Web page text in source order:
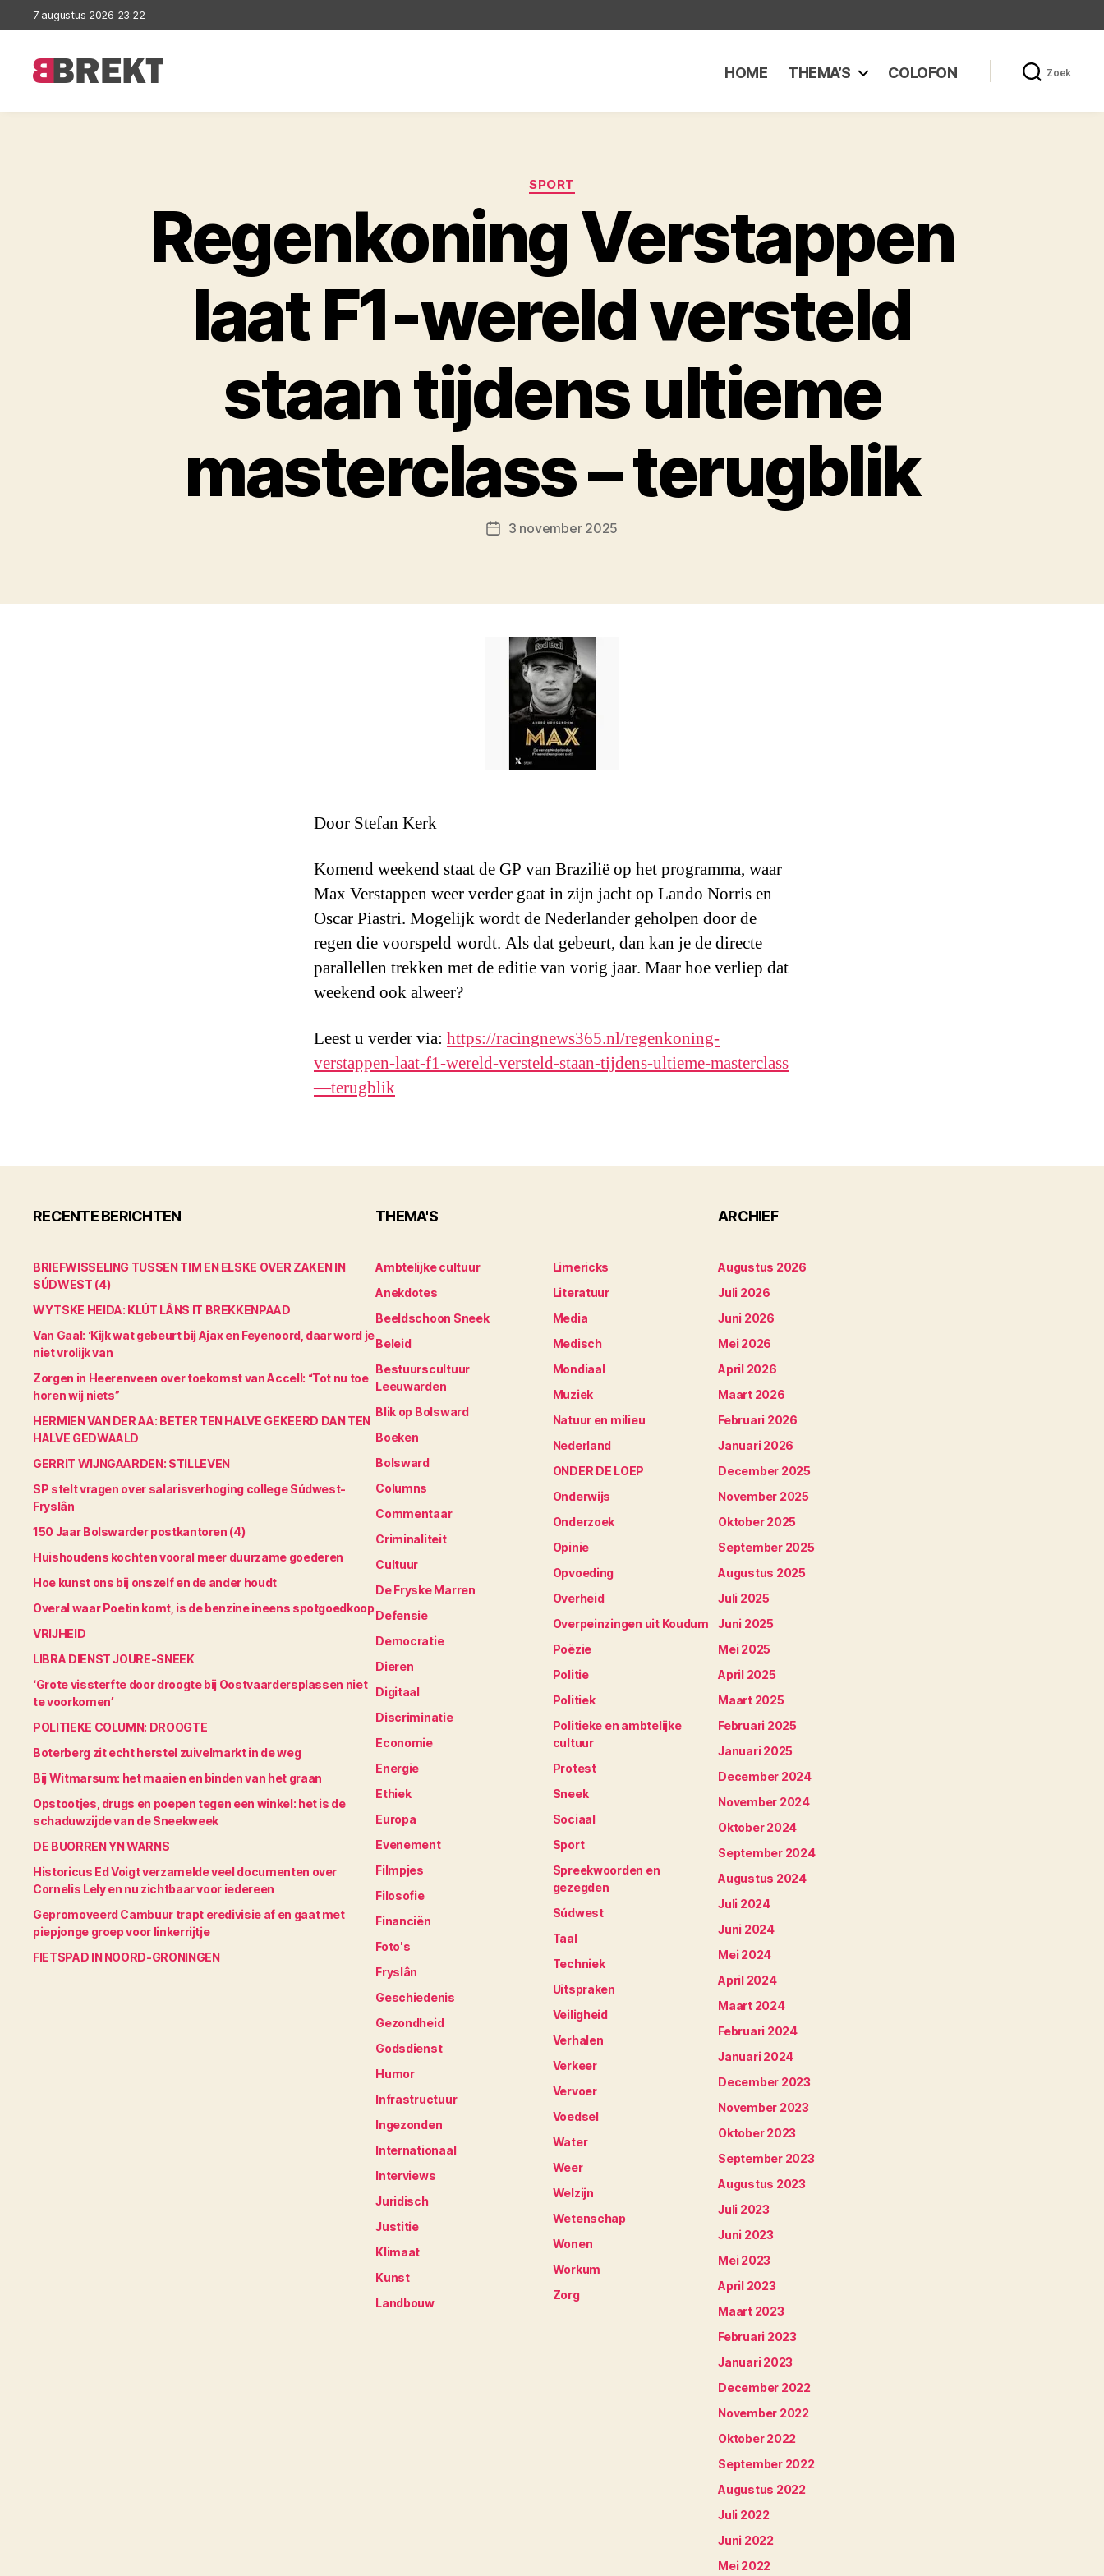
7 augustus 2026 23:22
HOME THEMA’S COLOFON Zoek
Categorieën
SPORT
Regenkoning Verstappen
laat F1-wereld versteld
staan tijdens ultieme
masterclass – terugblik
Berichtdatum
3 november 2025
Door Stefan Kerk
Komend weekend staat de GP van Brazilië op het programma, waar
Max Verstappen weer verder gaat in zijn jacht op Lando Norris en
Oscar Piastri. Mogelijk wordt de Nederlander geholpen door de
regen die voorspeld wordt. Als dat gebeurt, dan kan je de directe
parallellen trekken met de editie van vorig jaar. Maar hoe verliep dat
weekend ook alweer?
Leest u verder via: https://racingnews365.nl/regenkoning-
verstappen-laat-f1-wereld-versteld-staan-tijdens-ultieme-masterclass
—terugblik
RECENTE BERICHTEN
BRIEFWISSELING TUSSEN TIM EN ELSKE OVER ZAKEN IN
SÚDWEST (4)
WYTSKE HEIDA: KLÚT LÂNS IT BREKKENPAAD
Van Gaal: ‘Kijk wat gebeurt bij Ajax en Feyenoord, daar word je
niet vrolijk van
Zorgen in Heerenveen over toekomst van Accell: “Tot nu toe
horen wij niets”
HERMIEN VAN DER AA: BETER TEN HALVE GEKEERD DAN TEN
HALVE GEDWAALD
GERRIT WIJNGAARDEN: STILLEVEN
SP stelt vragen over salarisverhoging college Súdwest-
Fryslân
150 Jaar Bolswarder postkantoren (4)
Huishoudens kochten vooral meer duurzame goederen
Hoe kunst ons bij onszelf en de ander houdt
Overal waar Poetin komt, is de benzine ineens spotgoedkoop
VRIJHEID
LIBRA DIENST JOURE-SNEEK
‘Grote vissterfte door droogte bij Oostvaardersplassen niet
te voorkomen’
POLITIEKE COLUMN: DROOGTE
Boterberg zit echt herstel zuivelmarkt in de weg
Bij Witmarsum: het maaien en binden van het graan
Opstootjes, drugs en poepen tegen een winkel: het is de
schaduwzijde van de Sneekweek
DE BUORREN YN WARNS
Historicus Ed Voigt verzamelde veel documenten over
Cornelis Lely en nu zichtbaar voor iedereen
Gepromoveerd Cambuur trapt eredivisie af en gaat met
piepjonge groep voor linkerrijtje
FIETSPAD IN NOORD-GRONINGEN
THEMA'S
Ambtelijke cultuur
Anekdotes
Beeldschoon Sneek
Beleid
Bestuurscultuur
Leeuwarden
Blik op Bolsward
Boeken
Bolsward
Columns
Commentaar
Criminaliteit
Cultuur
De Fryske Marren
Defensie
Democratie
Dieren
Digitaal
Discriminatie
Economie
Energie
Ethiek
Europa
Evenement
Filmpjes
Filosofie
Financiën
Foto's
Fryslân
Geschiedenis
Gezondheid
Godsdienst
Humor
Infrastructuur
Ingezonden
Internationaal
Interviews
Juridisch
Justitie
Klimaat
Kunst
Landbouw
Limericks
Literatuur
Media
Medisch
Mondiaal
Muziek
Natuur en milieu
Nederland
ONDER DE LOEP
Onderwijs
Onderzoek
Opinie
Opvoeding
Overheid
Overpeinzingen uit Koudum
Poëzie
Politie
Politiek
Politieke en ambtelijke
cultuur
Protest
Sneek
Sociaal
Sport
Spreekwoorden en
gezegden
Súdwest
Taal
Techniek
Uitspraken
Veiligheid
Verhalen
Verkeer
Vervoer
Voedsel
Water
Weer
Welzijn
Wetenschap
Wonen
Workum
Zorg
ARCHIEF
Augustus 2026
Juli 2026
Juni 2026
Mei 2026
April 2026
Maart 2026
Februari 2026
Januari 2026
December 2025
November 2025
Oktober 2025
September 2025
Augustus 2025
Juli 2025
Juni 2025
Mei 2025
April 2025
Maart 2025
Februari 2025
Januari 2025
December 2024
November 2024
Oktober 2024
September 2024
Augustus 2024
Juli 2024
Juni 2024
Mei 2024
April 2024
Maart 2024
Februari 2024
Januari 2024
December 2023
November 2023
Oktober 2023
September 2023
Augustus 2023
Juli 2023
Juni 2023
Mei 2023
April 2023
Maart 2023
Februari 2023
Januari 2023
December 2022
November 2022
Oktober 2022
September 2022
Augustus 2022
Juli 2022
Juni 2022
Mei 2022